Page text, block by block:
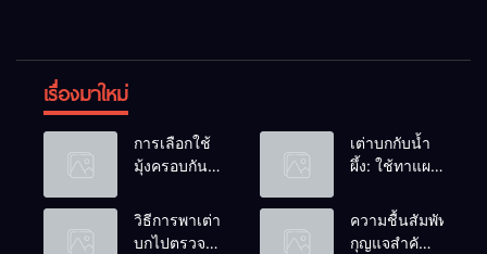
เรื่องมาใหม่
การเลือกใช้
มุ้งครอบกัน
วางไข่ในคอก
เต่า
เต่าบกกับน้ำ
ผึ้ง: ใช้ทาแผล
ดื่มได้ไหม?
วิธีการพาเต่า
บกไปตรวจ
ความชื้นสัมพัทธ์:
กุญแจสำคัญ